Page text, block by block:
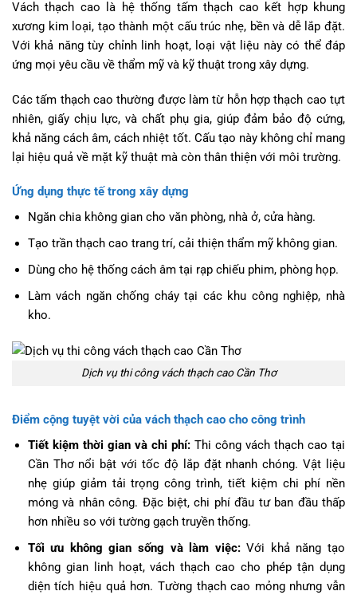
Vách thạch cao là hệ thống tấm thạch cao kết hợp khung
xương kim loại, tạo thành một cấu trúc nhẹ, bền và dễ lắp đặt.
Với khả năng tùy chỉnh linh hoạt, loại vật liệu này có thể đáp
ứng mọi yêu cầu về thẩm mỹ và kỹ thuật trong xây dựng.
Các tấm thạch cao thường được làm từ hỗn hợp thạch cao tựt
nhiên, giấy chịu lực, và chất phụ gia, giúp đảm bảo độ cứng,
khả năng cách âm, cách nhiệt tốt. Cấu tạo này không chỉ mang
lại hiệu quả về mặt kỹ thuật mà còn thân thiện với môi trường.
Ứng dụng thực tế trong xây dựng
Ngăn chia không gian cho văn phòng, nhà ở, cửa hàng.
Tạo trần thạch cao trang trí, cải thiện thẩm mỹ không gian.
Dùng cho hệ thống cách âm tại rạp chiếu phim, phòng họp.
Làm vách ngăn chống cháy tại các khu công nghiệp, nhà
kho.
Dịch vụ thi công vách thạch cao Cần Thơ
Điểm cộng tuyệt vời của vách thạch cao cho công trình
Tiết kiệm thời gian và chi phí:Thi công vách thạch cao tại
Cần Thơ nổi bật với tốc độ lắp đặt nhanh chóng. Vật liệu
nhẹ giúp giảm tải trọng công trình, tiết kiệm chi phí nền
móng và nhân công. Đặc biệt, chi phí đầu tư ban đầu thấp
hơn nhiều so với tường gạch truyền thống.
Tối ưu không gian sống và làm việc:Với khả năng tạo
không gian linh hoạt, vách thạch cao cho phép tận dụng
diện tích hiệu quả hơn. Tường thạch cao mỏng nhưng vẫn